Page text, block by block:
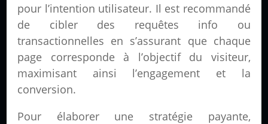
pour l’intention utilisateur. Il est recommandé
de cibler des requêtes info ou
transactionnelles en s’assurant que chaque
page corresponde à l’objectif du visiteur,
maximisant ainsi l’engagement et la
conversion.
Pour élaborer une stratégie payante,